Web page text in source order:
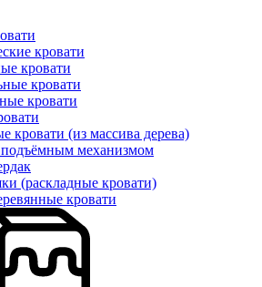
кровати
кровати
кровати
кровати
кровати (из массива дерева)
механизмом
(раскладные кровати)
кровати